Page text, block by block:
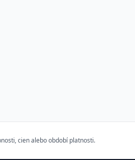
cien alebo období platnosti.